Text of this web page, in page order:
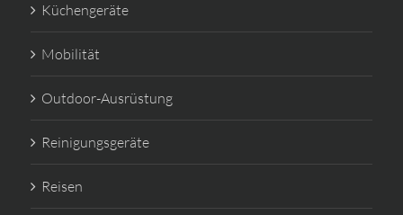
Küchengeräte
Mobilität
Outdoor-Ausrüstung
Reinigungsgeräte
Reisen